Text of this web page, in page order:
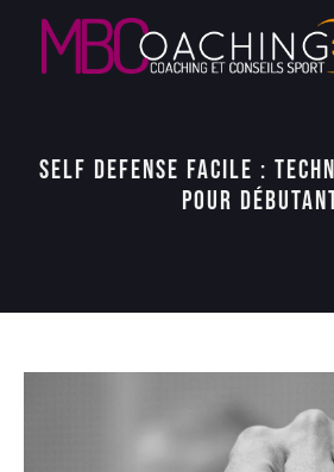
Self defense facile :
pour